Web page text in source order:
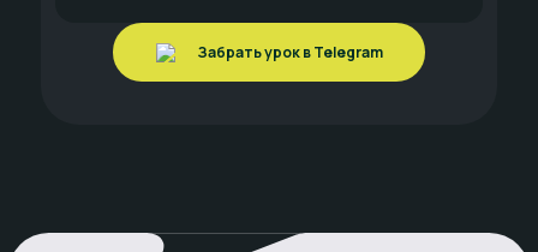
Забрать урок в Telegram